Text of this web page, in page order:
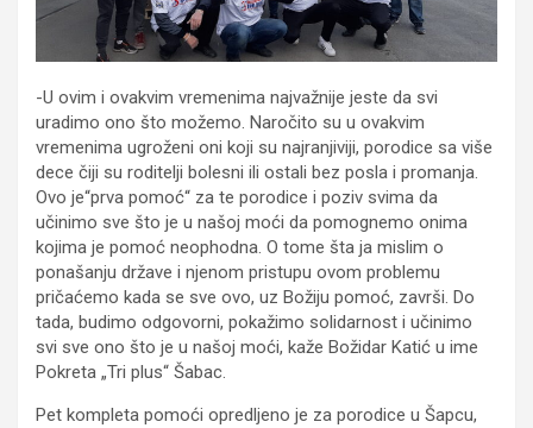
-U ovim i ovakvim vremenima najvažnije jeste da svi
uradimo ono što možemo. Naročito su u ovakvim
vremenima ugroženi oni koji su najranjiviji, porodice sa više
dece čiji su roditelji bolesni ili ostali bez posla i promanja.
Ovo je“prva pomoć“ za te porodice i poziv svima da
učinimo sve što je u našoj moći da pomognemo onima
kojima je pomoć neophodna. O tome šta ja mislim o
ponašanju države i njenom pristupu ovom problemu
pričaćemo kada se sve ovo, uz Božiju pomoć, završi. Do
tada, budimo odgovorni, pokažimo solidarnost i učinimo
svi sve ono što je u našoj moći, kaže Božidar Katić u ime
Pokreta „Tri plus“ Šabac.
Pet kompleta pomoći opredljeno je za porodice u Šapcu,